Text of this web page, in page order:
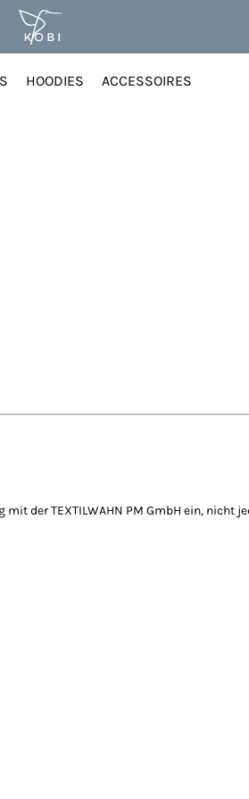
HOODIES ACCESSOIRES
der TEXTILWAHN PM GmbH ein, nicht